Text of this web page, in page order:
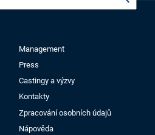
Management
Press
Castingy a výzvy
Kontakty
Zpracování osobních údajů
Nápověda